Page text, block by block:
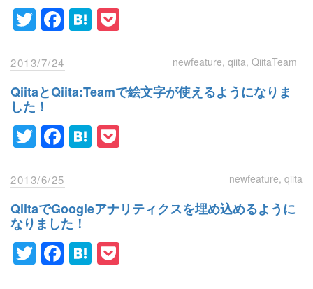
Twitter
Facebook
Hatena
2013/7/24 newfeature qiita QiitaTeam
QiitaとQiita:Teamで絵文字が使えるようになりま
した！
Twitter
Facebook
Hatena
2013/6/25 newfeature qiita
QiitaでGoogleアナリティクスを埋め込めるように
なりました！
Twitter
Facebook
Hatena